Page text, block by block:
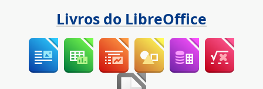
Livros do LibreOffice